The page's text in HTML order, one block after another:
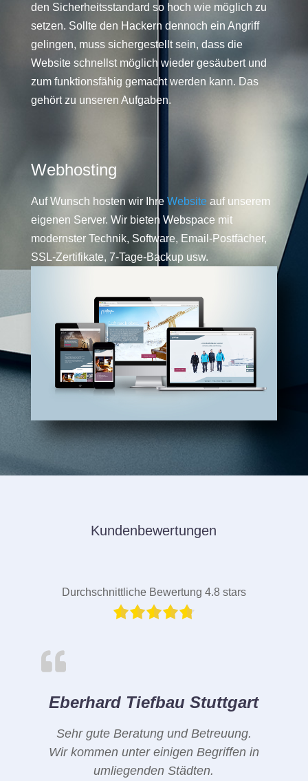
den Sicherheitsstandard so hoch wie möglich zu
setzen. Sollte den Hackern dennoch ein Angriff
gelingen, muss sichergestellt sein, dass die
Website schnellst möglich wieder gesäubert und
zum funktionsfähig gemacht werden kann. Das
gehört zu unseren Aufgaben.
Webhosting
Auf Wunsch hosten wir Ihre Website auf unserem
eigenen Server. Wir bieten Webspace mit
modernster Technik, Software, Email-Postfächer,
SSL-Zertifikate, 7-Tage-Backup usw.
Kundenbewertungen
Durchschnittliche Bewertung 4.8 stars
Eberhard Tiefbau Stuttgart
Sehr gute Beratung und Betreuung.
Wir kommen unter einigen Begriffen in
umliegenden Städten.